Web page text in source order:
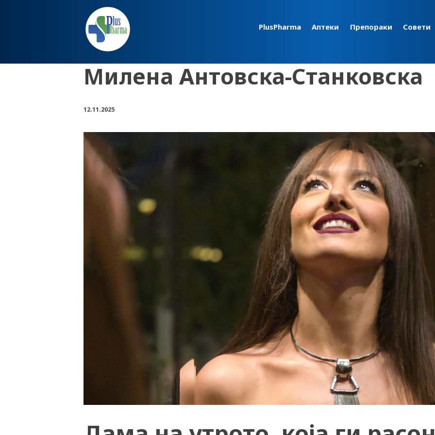
PlusPharma Аптеки Препораки Совети
Милена Антовска-Станковска
12.11.2025